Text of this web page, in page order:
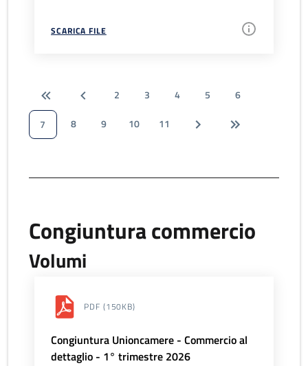
SCARICA FILE
2 3 4 5
6
7
8 9 10 11
Congiuntura commercio
Volumi
PDF (150KB)
Congiuntura Unioncamere - Commercio al
dettaglio - 1° trimestre 2026